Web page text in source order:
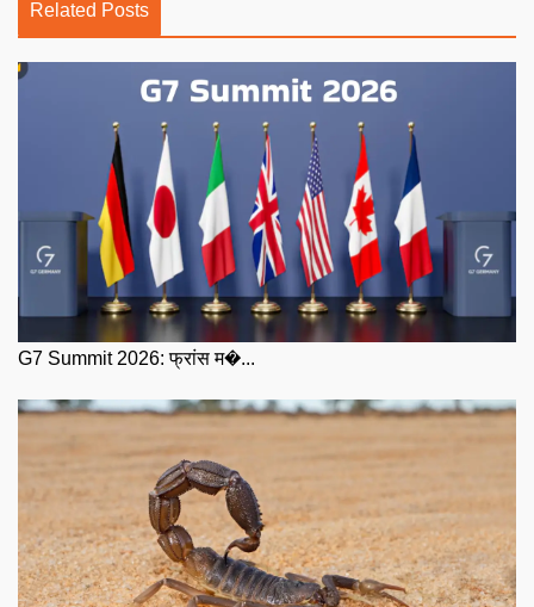
Related Posts
G7 Summit 2026: फ्रांस म�...